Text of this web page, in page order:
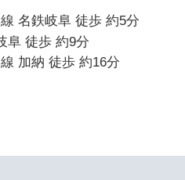
名鉄岐阜 徒歩 約5分
阜 徒歩 約9分
加納 徒歩 約16分